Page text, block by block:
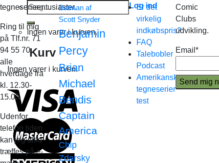
Søg
efter:
Log ind
Ingen varer i kurven.
Kurv
Ingen varer i kurven.
tegneserieentusiaster.
Ring til mig
på Tlf.nr. 71
94 55 70
alle
hverdage fra
kl. 12.30-
15.00
Udenfor
telefon tiden
kan jeg altid
træffes på e-
Batman af
Scott Snyder
Benjamin
Percy
Brian
Michael
Bendis
Captain
America
Chip
Zdarsky
Er det
virkelig
indkøbspris?
FAQ
Talebobler
Podcast
Amerikanske
tegneserier
test
Comic
Clubs
udvikling.
Email*